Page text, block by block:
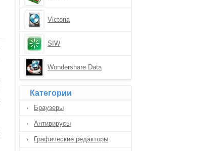
Victoria
SIW
Wondershare Data
Категории
Браузеры
Антивирусы
Графические редакторы